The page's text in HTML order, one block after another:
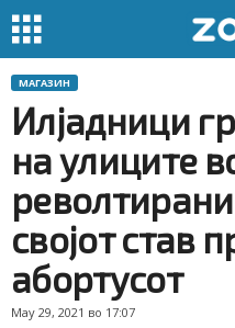
МАГАЗИН
Илјадници
на улиците
својот став
абортусот
May 29, 2021 во 17:07